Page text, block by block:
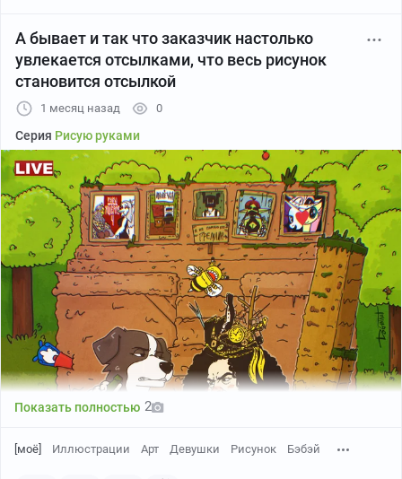
А бывает и так что заказчик настолько
увлекается отсылками, что весь рисунок
становится отсылкой
1 месяц назад 0
Серия Рисую руками
Показать полностью 2
[моё] Иллюстрации Арт Девушки Рисунок Бэбэй